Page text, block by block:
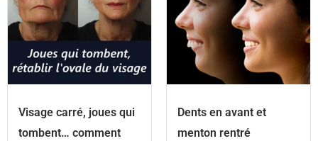
Visage carré, joues qui
tombent… comment
Dents en avant et
menton rentré